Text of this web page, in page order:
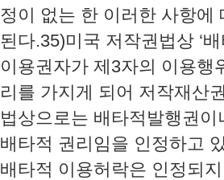
정이 없는 한 이러한 사항에
된다.35)미국 저작권법상 ‘
이용권자가 제3자의 이용행
리를 가지게 되어 저작재산
법상으로는 배타적발행권
배타적 권리임을 인정하고
배타적 이용허락은 인정되